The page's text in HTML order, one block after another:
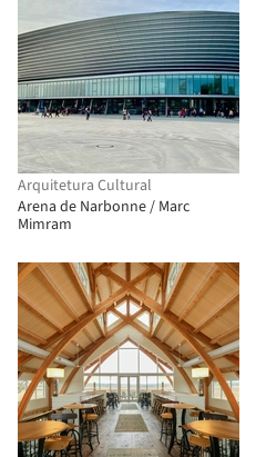
Arquitetura Cultural
Arena de Narbonne / Marc
Mimram